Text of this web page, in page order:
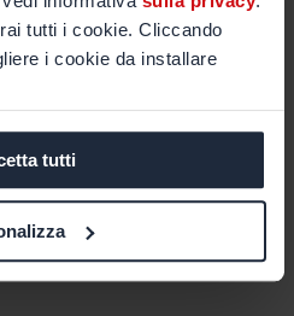
tutti i cookie. Cliccando
i cookie da installare
tutti